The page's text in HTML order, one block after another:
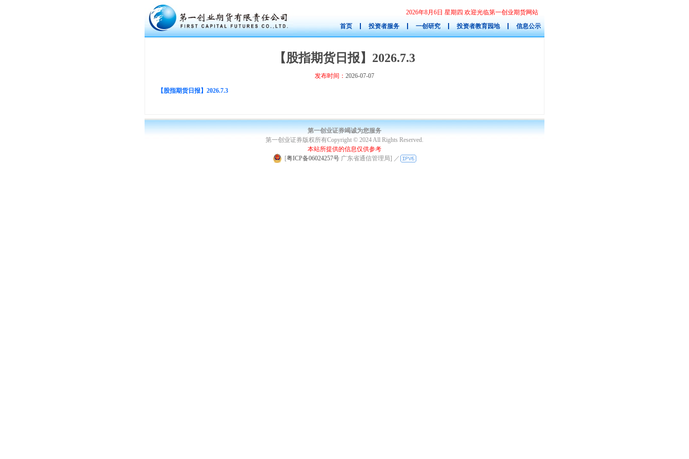
2026年8月6日 星期四 欢迎光临第一创业期货网站
首页
投资者服务 一创研究 投资者教育园地 信息公示
【股指期货日报】2026.7.3
发布时间： 2026-07-07
【股指期货日报】2026.7.3
第一创业证券竭诚为您服务
第一创业证券版权所有Copyright © 2024 All Rights Reserved.
本站所提供的信息仅供参考
[粤ICP备06024257号 广东省通信管理局] ／